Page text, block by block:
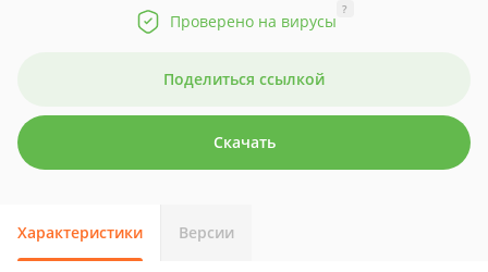
Проверено на вирусы
?
Поделиться ссылкой
Скачать
Характеристики Версии